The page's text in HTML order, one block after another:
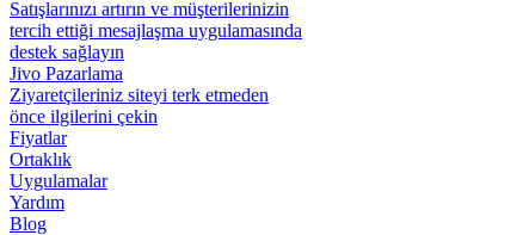
Satışlarınızı artırın ve müşterilerinizin
tercih ettiği mesajlaşma uygulamasında
destek sağlayın
Jivo Pazarlama
Ziyaretçileriniz siteyi terk etmeden
önce ilgilerini çekin
Fiyatlar
Ortaklık
Uygulamalar
Yardım
Blog